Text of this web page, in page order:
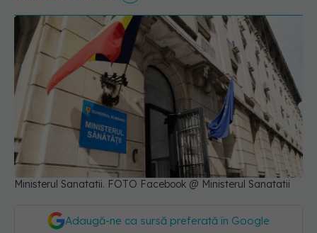
Ministerul Sanatatii. FOTO Facebook @ Ministerul Sanatatii
Adaugă-ne ca sursă preferată în Google